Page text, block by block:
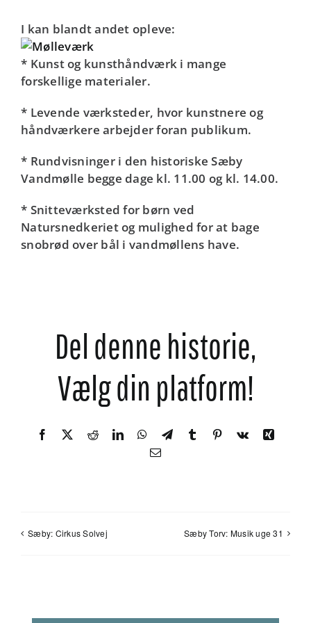
I kan blandt andet opleve:
* Kunst og kunsthåndværk i mange
forskellige materialer.
* Levende værksteder, hvor kunstnere og
håndværkere arbejder foran publikum.
* Rundvisninger i den historiske Sæby
Vandmølle begge dage kl. 11.00 og kl. 14.00.
* Snitteværksted for børn ved
Natursnedkeriet og mulighed for at bage
snobrød over bål i vandmøllens have.
Del denne historie,
Vælg din platform!
Facebook RedditLinkedInWhatsApp
TelegramTumblr Pinterest
Vk
Xing
E-
Sæby: Cirkus Solvej Sæby Torv: Musik uge 31